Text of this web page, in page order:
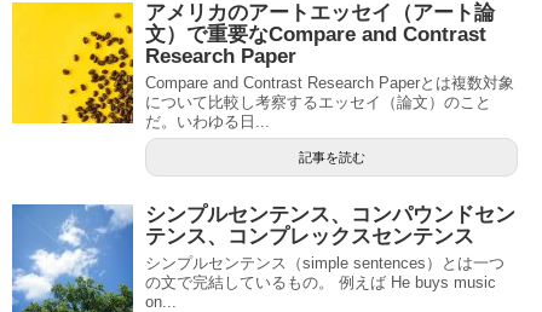
アメリカのアートエッセイ（アート論
文）で重要なCompare and Contrast
Research Paper
Compare and Contrast Research Paperとは複数対象
について比較し考察するエッセイ（論文）のこと
だ。いわゆる日...
記事を読む
シンプルセンテンス、コンパウンドセン
テンス、コンプレックスセンテンス
シンプルセンテンス（simple sentences）とは一つ
の文で完結しているもの。 例えば He buys music
on...